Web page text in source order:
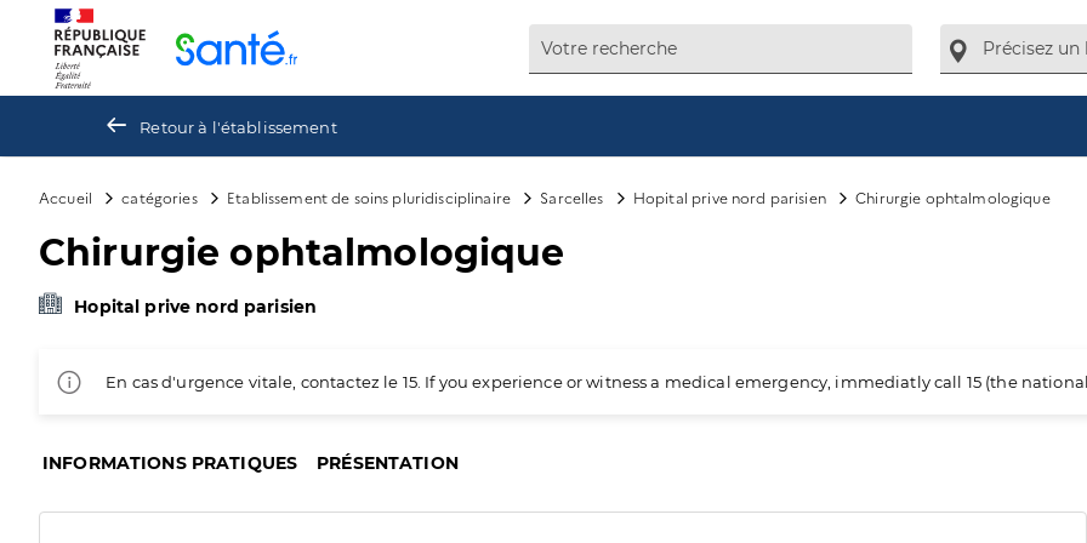
Retour à l'établissement
Accueil catégories Etablissement de soins pluridisciplinaire Sarcelles Hopital prive nord parisien Chirurgie ophtalmologique
Chirurgie ophtalmologique
Hopital prive nord parisien
En cas d'urgence vitale, contactez le 15. If you experience or witness a medical emergency, immediatly call 15 (the
INFORMATIONS PRATIQUES PRÉSENTATION
Panneau de gestion des cookies